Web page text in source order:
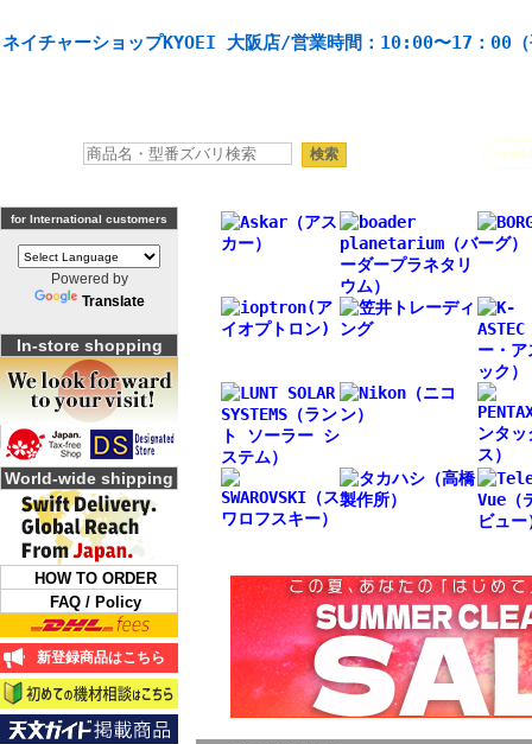
ネイチャーショップKYOEI 大阪店/営業時間：10:00〜17：00（
for International customers
Powered by
Translate
In-store shopping
World-wide shipping
HOW TO ORDER
FAQ / Policy
新登録商品はこちら